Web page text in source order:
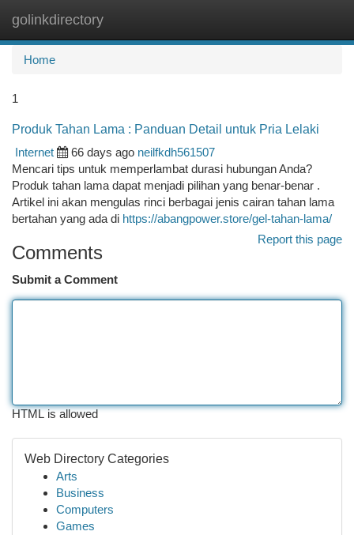
golinkdirectory
Home
1
Produk Tahan Lama : Panduan Detail untuk Pria Lelaki
Internet
66 days ago neilfkdh561507
Mencari tips untuk memperlambat durasi hubungan Anda?
Produk tahan lama dapat menjadi pilihan yang benar-benar .
Artikel ini akan mengulas rinci berbagai jenis cairan tahan lama
bertahan yang ada di https://abangpower.store/gel-tahan-lama/
Report this page
Comments
Submit a Comment
HTML is allowed
Web Directory Categories
Arts
Business
Computers
Games